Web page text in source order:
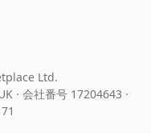
Ltd.
· 会社番号 17204643 ·